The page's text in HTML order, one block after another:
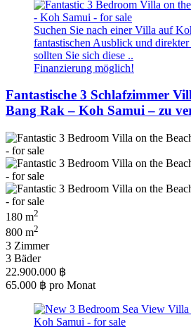
Suchen Sie nach einer Villa auf
fantastischen Ausblick und direkter
sollten Sie sich diese ..
Finanzierung möglich!
Fantastische 3 Schlafzimmer
Bang Rak – Koh Samui – zu
180 m2
800 m2
3 Zimmer
3 Bäder
22.900.000 ฿
65.000 ฿ pro Monat